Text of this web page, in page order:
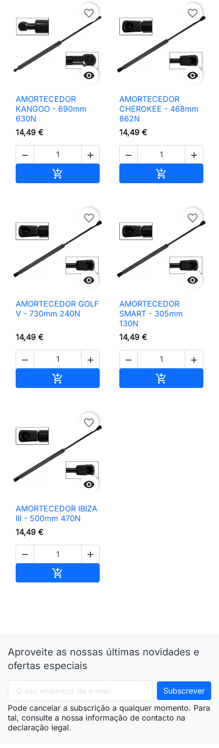

favorite_border
AMORTECEDOR
KANGOO - 690mm
630N
14,49 €
 


favorite_border
AMORTECEDOR
CHEROKEE - 468mm
862N
14,49 €
 


favorite_border
AMORTECEDOR GOLF
V - 730mm 240N
14,49 €
 


favorite_border
AMORTECEDOR
SMART - 305mm
130N
14,49 €
 


favorite_border
AMORTECEDOR IBIZA
III - 500mm 470N
14,49 €
 

Aproveite as nossas últimas novidades e
ofertas especiais
Pode cancelar a subscrição a qualquer momento. Para
tal, consulte a nossa informação de contacto na
declaração legal.